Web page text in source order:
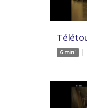
6 min' |